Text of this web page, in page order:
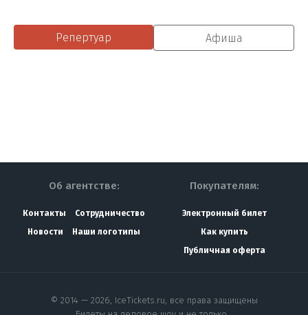
Репертуар Афиша
Об агентстве:
Контакты
Сотрудничество
Новости
Наши логотипы
Покупателям:
Электронный билет
Как купить
Публичная оферта
© 2014 — 2026, IceTickets.ru, все права защищены